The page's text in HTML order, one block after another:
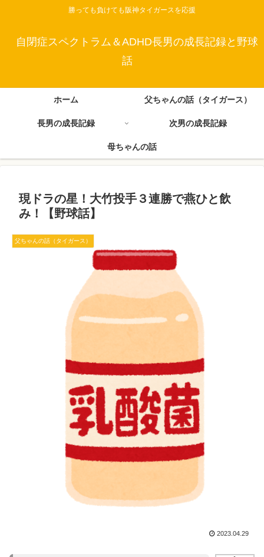
勝っても負けても阪神タイガースを応援
自閉症スペクトラム＆ADHD長男の成長記録と野球
話
ホーム 父ちゃんの話（タイガース）
長男の成長記録 次男の成長記録
母ちゃんの話
現ドラの星！大竹投手３連勝で燕ひと飲
み！【野球話】
父ちゃんの話（タイガース）
2023.04.29